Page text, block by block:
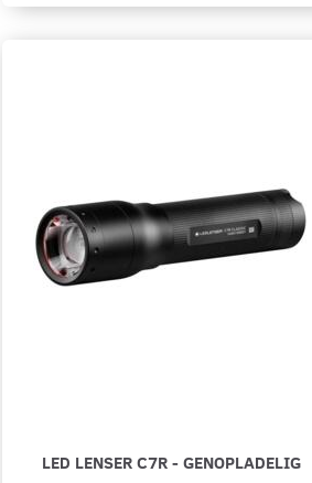
LED LENSER C7R - GENOPLADELIG